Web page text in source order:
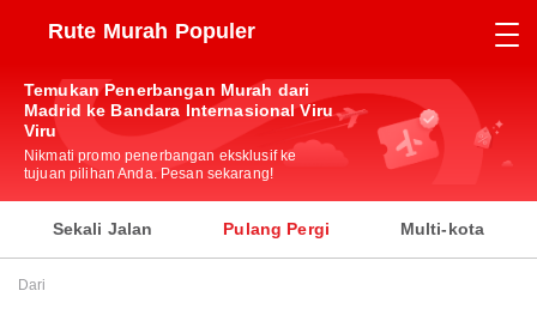
Rute Murah Populer
Temukan Penerbangan Murah dari
Madrid ke Bandara Internasional Viru
Viru
Nikmati promo penerbangan eksklusif ke
tujuan pilihan Anda. Pesan sekarang!
Sekali Jalan Pulang Pergi Multi-kota
Dari